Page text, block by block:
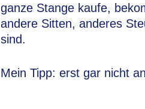
ganze Stange kaufe,
andere Sitten, anderes
sind.
Mein Tipp: erst gar nicht